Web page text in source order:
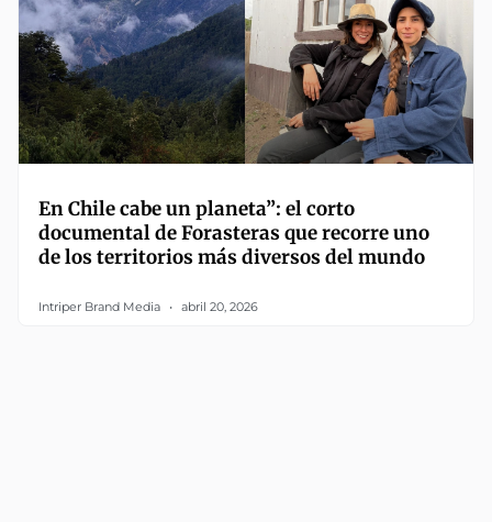
En Chile cabe un planeta”: el corto
documental de Forasteras que recorre uno
de los territorios más diversos del mundo
Intriper Brand Media abril 20, 2026